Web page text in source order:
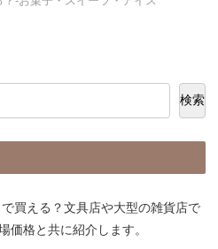
検索
買える？文具店や大型の雑貨店で
価格と共に紹介します。